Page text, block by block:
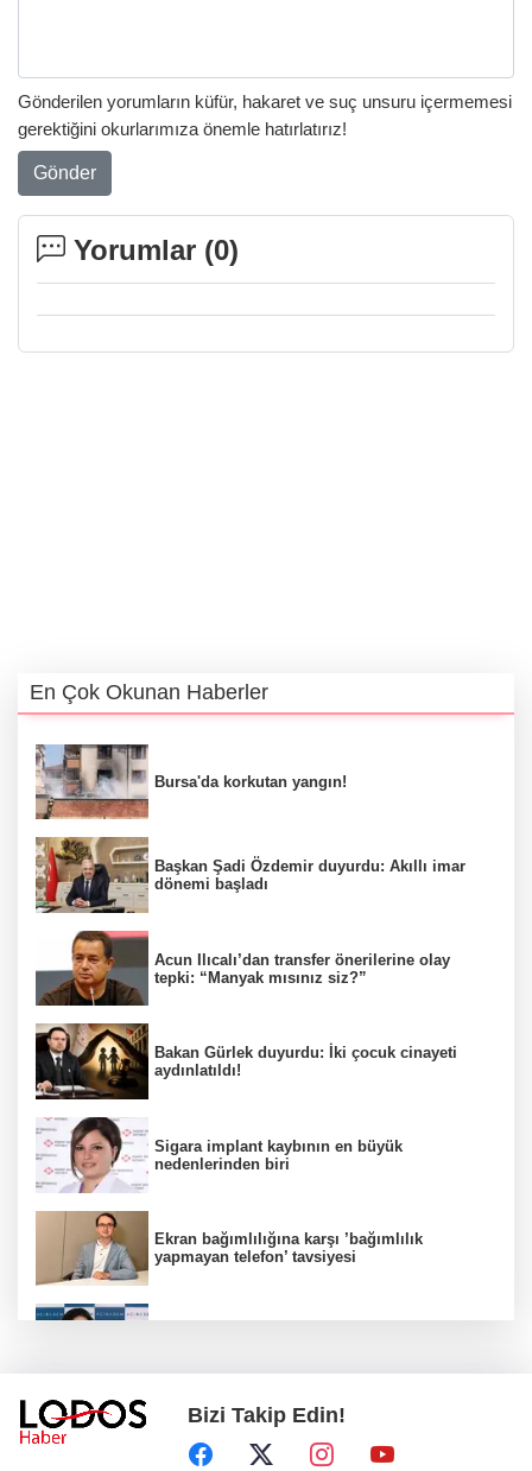
Gönderilen yorumların küfür, hakaret ve suç unsuru içermemesi
gerektiğini okurlarımıza önemle hatırlatırız!
Gönder
Yorumlar (0)
En Çok Okunan Haberler
Bursa'da korkutan yangın!
Başkan Şadi Özdemir duyurdu: Akıllı imar
dönemi başladı
Acun Ilıcalı’dan transfer önerilerine olay
tepki: “Manyak mısınız siz?”
Bakan Gürlek duyurdu: İki çocuk cinayeti
aydınlatıldı!
Sigara implant kaybının en büyük
nedenlerinden biri
Ekran bağımlılığına karşı ’bağımlılık
yapmayan telefon’ tavsiyesi
2 çocuğun ölümünde gerçek ortaya çıktı!
Gürlek açıkladı!
Bizi Takip Edin!